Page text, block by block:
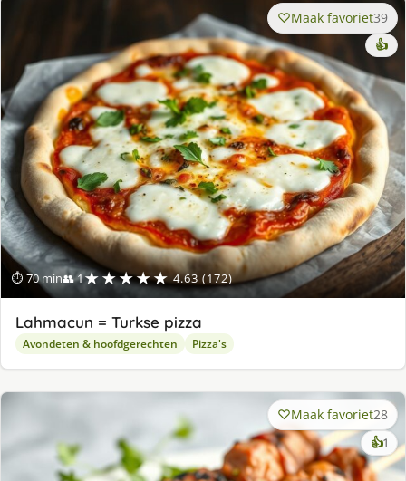
⏱ 70 min👥 1★★★★★ 4.63 (172)
Maak favoriet39
👍
Lahmacun = Turkse pizza
Avondeten & hoofdgerechten Pizza's
Maak favoriet28
👍1